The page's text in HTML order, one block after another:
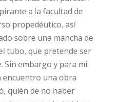
a la facultad de
propedéutico, así
sobre una mancha de
tubo, que pretende ser
Sin embargo y para mi
encuentro una obra
quién de no haber